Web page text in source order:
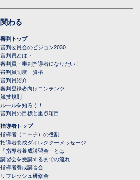
関わる
審判トップ
審判委員会のビジョン2030
審判員とは？
審判員・審判指導者になりたい！
審判員制度・資格
審判員紹介
審判登録者向けコンテンツ
競技規則
ルールを知ろう！
審判員の目標と重点項目
指導者トップ
指導者（コーチ）の役割
指導者養成ダイレクターメッセージ
「指導者養成講習会」とは
講習会を受講するまでの流れ
指導者養成講習会
リフレッシュ研修会